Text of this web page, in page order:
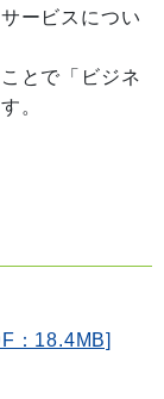
ービスについ
とで「ビジネ
。
：18.4MB]